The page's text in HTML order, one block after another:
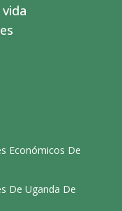
Económicos De
De Uganda De